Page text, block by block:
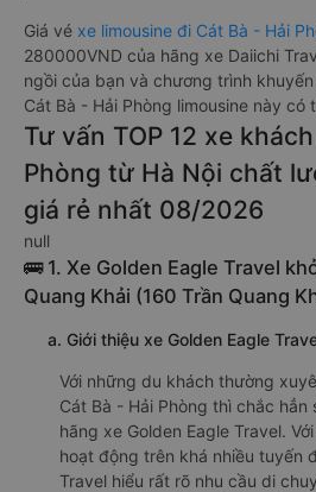
Giá vé xe limousine đi Cát Bà - Hải
280000VND của hãng xe Daiichi
ngồi của bạn và chương trình
Cát Bà - Hải Phòng limousine này có
Tư vấn TOP 12 xe
Phòng từ Hà Nội chất
giá rẻ nhất 08/2026
null
🚌 1. Xe Golden Eagle Travel
Quang Khải (160 Trần Quang
a. Giới thiệu xe Golden Eagle
Với những du khách thường
Cát Bà - Hải Phòng thì chắc
hãng xe Golden Eagle Travel.
hoạt động trên khá nhiều tuyến
Travel hiểu rất rõ nhu cầu di